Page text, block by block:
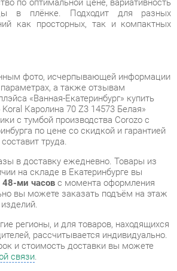
фото, исчерпывающей информации
а также отзывам
«Ванная-Екатеринбург» купить
Каролина 70 Z3 14573 Белая»
с тумбой производства Corozo с
по цене со скидкой и гарантией
труда.
в доставку ежедневно. Товары из
на складе в Екатеринбурге вы
ми часовс момента оформления
вы можете заказать подъём на этаж
регионы, и для товаров, находящихся
рассчитывается индивидуально.
и стоимость доставки вы можете
связи.
заказа в доставку, а также в
получения заказа вы можете
решение об отказе от покупки.
упаковку, умывальники с тумбой